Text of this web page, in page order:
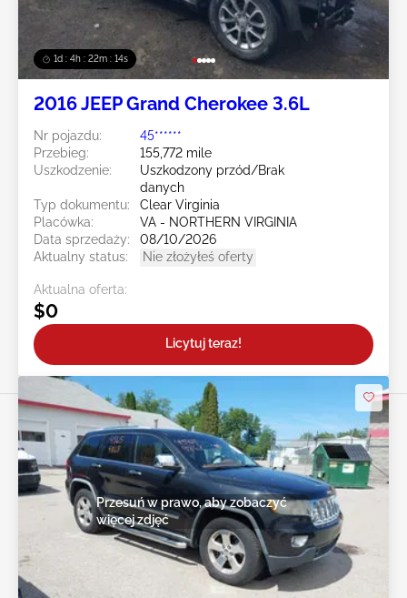
1d : 4h : 22m : 12s
2016 JEEP Grand Cherokee 3.6L
Nr pojazdu:
45******
Przebieg:
155,772 mile
Uszkodzenie:
Uszkodzony przód/Brak
danych
Typ dokumentu:
Clear Virginia
Placówka:
VA - NORTHERN VIRGINIA
Data sprzedaży:
08/10/2026
Aktualny status:
Nie złożyłeś oferty
Aktualna oferta:
$0
Licytuj teraz!
Przesuń w prawo, aby zobaczyć
więcej zdjęć